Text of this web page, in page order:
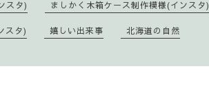
スタ) ましかく木箱ケース制作模様(インスタ)
スタ) 嬉しい出来事 北海道の自然